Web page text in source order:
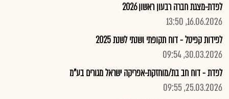
לפדת-מצגת חברה רבעון ראשון 2026
16.06.2026, 13:50
לפידות קפיטל - דוח תקופתי ושנתי לשנת 2025
30.03.2026, 09:54
לפדת - דוח חב בת/מוחזקת-אפריקה ישראל מגורים בע"מ
25.03.2026, 09:55